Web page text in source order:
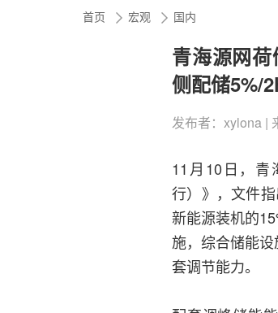
首页 宏观 国内
青海源网
侧配储5%/
发布者：xylona |
11月10日，
行）》，文件
新能源装机的
施，综合储能
套调节能力。